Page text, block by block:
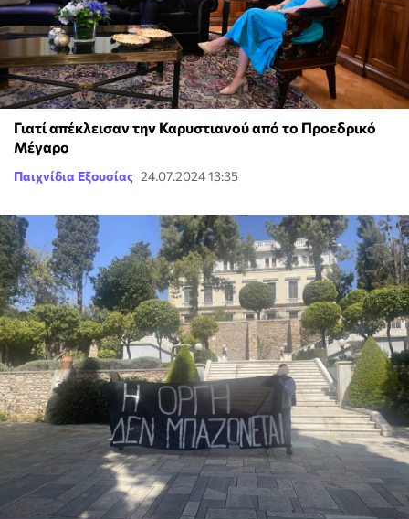
Γιατί απέκλεισαν την Καρυστιανού από το Προεδρικό
Μέγαρο
Παιχνίδια Εξουσίας 24.07.2024 13:35